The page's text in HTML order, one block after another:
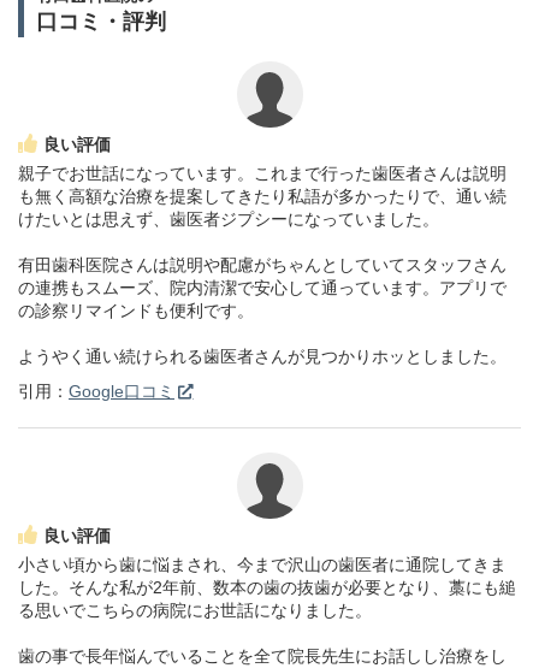
口コミ・評判
良い評価
親子でお世話になっています。これまで行った歯医者さんは説明
も無く高額な治療を提案してきたり私語が多かったりで、通い続
けたいとは思えず、歯医者ジプシーになっていました。
有田歯科医院さんは説明や配慮がちゃんとしていてスタッフさん
の連携もスムーズ、院内清潔で安心して通っています。アプリで
の診察リマインドも便利です。
ようやく通い続けられる歯医者さんが見つかりホッとしました。
引用： Google口コミ
良い評価
小さい頃から歯に悩まされ、今まで沢山の歯医者に通院してきま
した。そんな私が2年前、数本の歯の抜歯が必要となり、藁にも縋
る思いでこちらの病院にお世話になりました。
歯の事で長年悩んでいることを全て院長先生にお話しし治療をし